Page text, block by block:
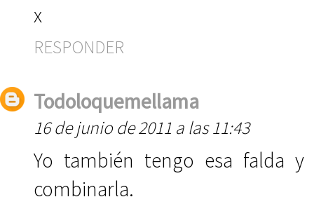
x
RESPONDER
Todoloquemellama
16 de junio de 2011 a las 11:43
Yo también tengo esa falda
combinarla.